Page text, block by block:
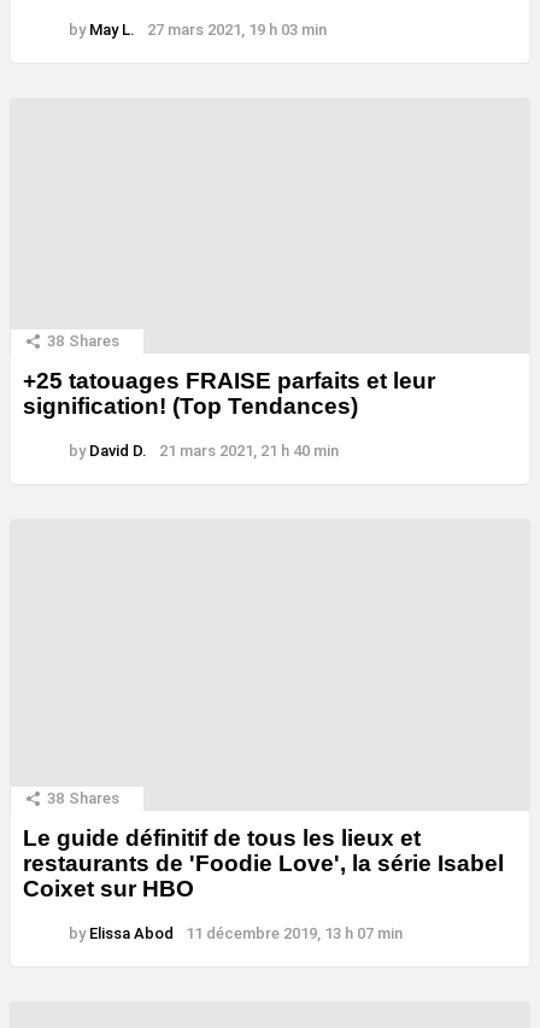
by May L. 27 mars 2021, 19 h 03 min
38 Shares
+25 tatouages ​​FRAISE parfaits et leur
signification! (Top Tendances)
by David D. 21 mars 2021, 21 h 40 min
38 Shares
Le guide définitif de tous les lieux et
restaurants de 'Foodie Love', la série Isabel
Coixet sur HBO
by Elissa Abod 11 décembre 2019, 13 h 07 min